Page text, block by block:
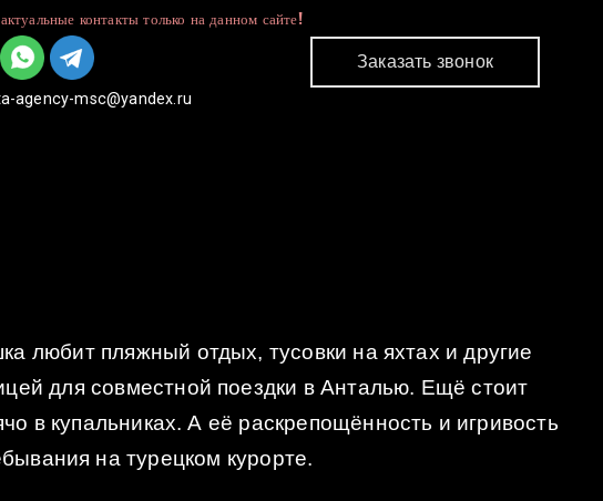
контакты только на данном сайте!
agency-msc@yandex.ru
Заказать звонок
любит пляжный отдых, тусовки на яхтах и другие
для совместной поездки в Анталью. Ещё стоит
в купальниках. А её раскрепощённость и игривость
на турецком курорте.